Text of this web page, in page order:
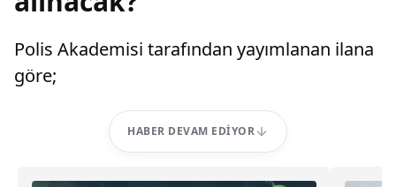
Polis Akademisi tarafından yayımlanan ilana
göre;
HABER DEVAM EDIYOR